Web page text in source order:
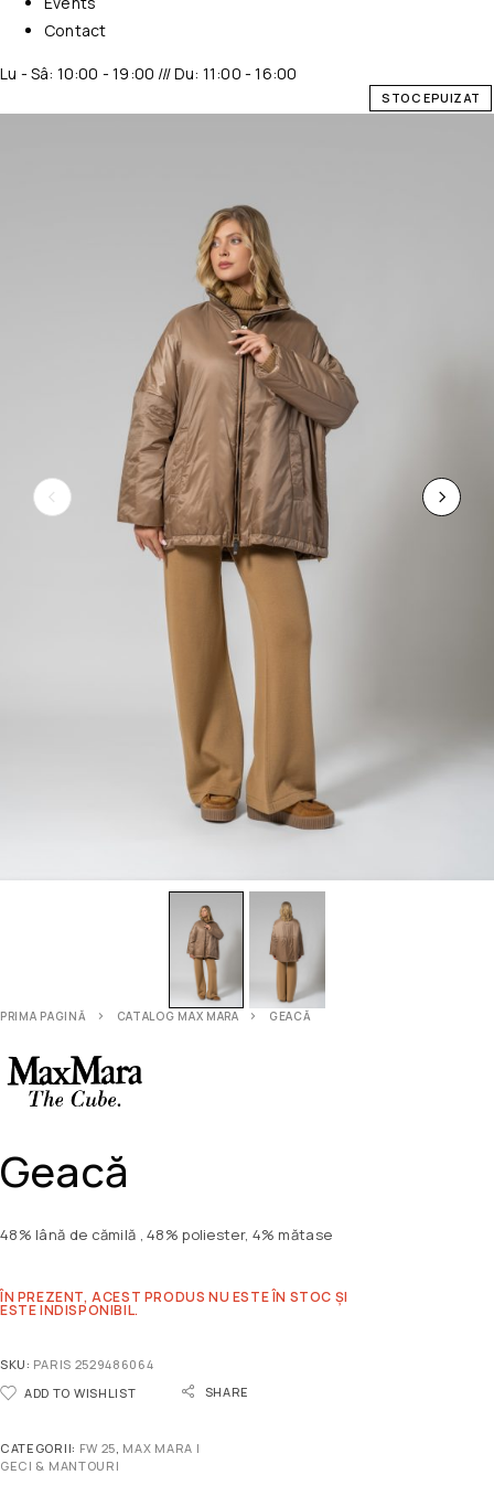
Contact
Lu - Sâ: 10:00 - 19:00 /// Du: 11:00 - 16:00
STOC EPUIZAT
PRIMA PAGINĂ CATALOG MAX MARA GEACĂ
Geacă
48% lână de cămilă , 48% poliester, 4% mătase
ÎN PREZENT, ACEST PRODUS NU ESTE ÎN STOC ȘI
ESTE INDISPONIBIL.
SKU: PARIS 2529486064
ADD TO WISHLIST
SHARE
CATEGORII: FW 25, MAX MARA |
GECI & MANTOURI